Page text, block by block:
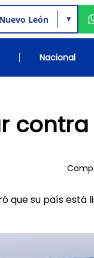
▼
Nacional
que su país está